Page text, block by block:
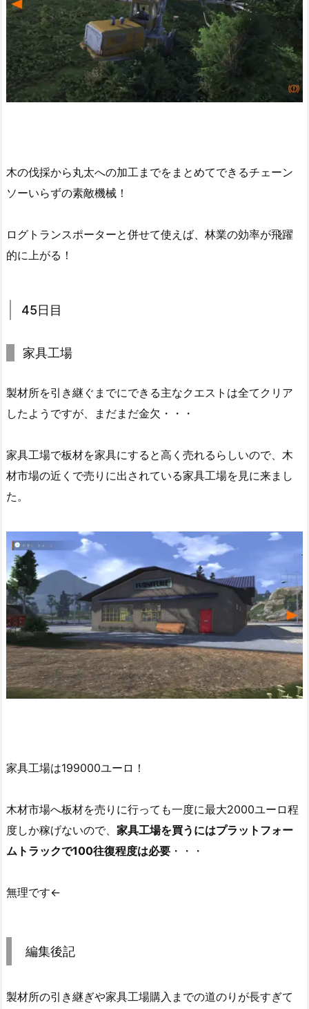
木の伐採から丸太への加工までをまとめてできるチェーン
ソーいらずの素敵機械！
ログトランスポーターと併せて使えば、林業の効率が飛躍
的に上がる！
45日目
家具工場
製材所を引き継ぐまでにできる主なクエストは全てクリア
したようですが、まだまだ金欠・・・
家具工場で板材を家具にすると高く売れるらしいので、木
材市場の近くで売りに出されている家具工場を見に来まし
た。
家具工場は199000ユーロ！
木材市場へ板材を売りに行っても一度に最大2000ユーロ程
度しか稼げないので、 家具工場を買うにはプラットフォー
ムトラックで100往復程度は必要 ・・・
無理です←
編集後記
製材所の引き継ぎや家具工場購入までの道のりが長すぎて